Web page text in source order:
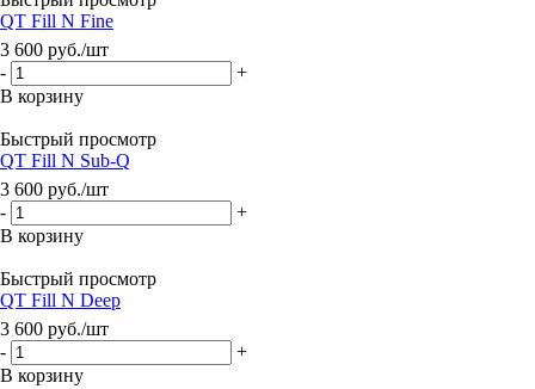
QT Fill N Fine
3 600 руб./шт
-
+
В корзину
Быстрый просмотр
QT Fill N Sub-Q
3 600 руб./шт
-
+
В корзину
Быстрый просмотр
QT Fill N Deep
3 600 руб./шт
-
+
В корзину